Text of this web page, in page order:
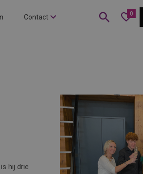
Contact 0
hij drie